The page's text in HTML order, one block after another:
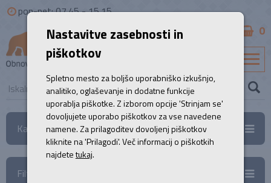
pon-pet: 07.45 - 15.15
0
Kategorije
Filtri
Nastavitve zasebnosti in
piškotkov
Spletno mesto za boljšo uporabniško izkušnjo,
analitiko, oglaševanje in dodatne funkcije
uporablja piškotke. Z izborom opcije 'Strinjam se'
dovoljujete uporabo piškotkov za vse navedene
namene. Za prilagoditev dovoljenj piškotkov
kliknite na 'Prilagodi'. Več informacij o piškotkih
najdetetukaj.